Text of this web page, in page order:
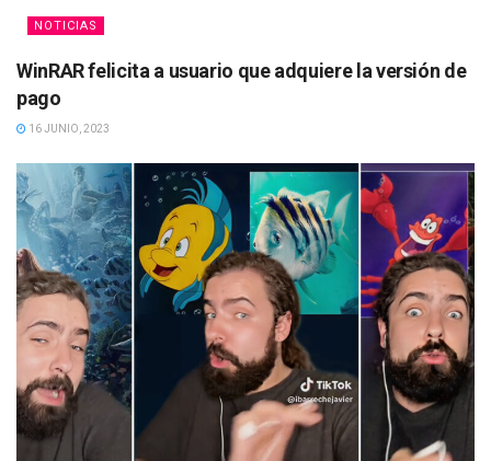
NOTICIAS
WinRAR felicita a usuario que adquiere la versión de
pago
16 JUNIO, 2023